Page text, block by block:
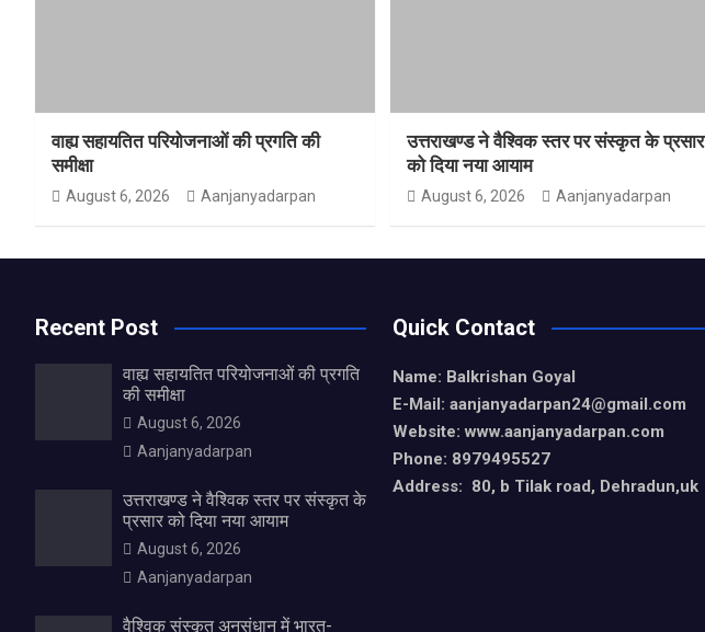
वाह्य सहायतित परियोजनाओं की प्रगति की
समीक्षा
August 6, 2026 Aanjanyadarpan
उत्तराखण्ड ने वैश्विक स्तर पर संस्कृत के प्रसार
को दिया नया आयाम
August 6, 2026 Aanjanyadarpan
Recent Post
वाह्य सहायतित परियोजनाओं की प्रगति
की समीक्षा
August 6, 2026
Aanjanyadarpan
उत्तराखण्ड ने वैश्विक स्तर पर संस्कृत के
प्रसार को दिया नया आयाम
August 6, 2026
Aanjanyadarpan
वैश्विक संस्कृत अनुसंधान में भारत-
Quick Contact
Name: Balkrishan Goyal
E-Mail: aanjanyadarpan24@gmail.com
Website: www.aanjanyadarpan.com
Phone: 8979495527
Address: 80, b Tilak road, Dehradun,uk